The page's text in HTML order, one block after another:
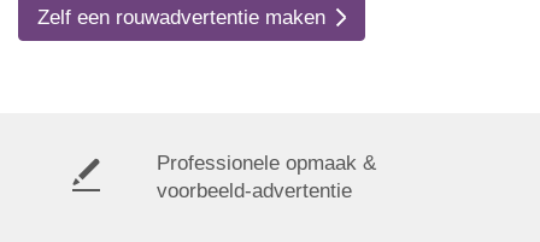
Zelf een rouwadvertentie maken
Professionele opmaak &
voorbeeld-advertentie